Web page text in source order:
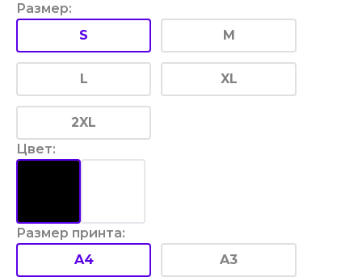
Размер:
S
M
L XL
2XL
Цвет:
Размер принта:
A4
A3